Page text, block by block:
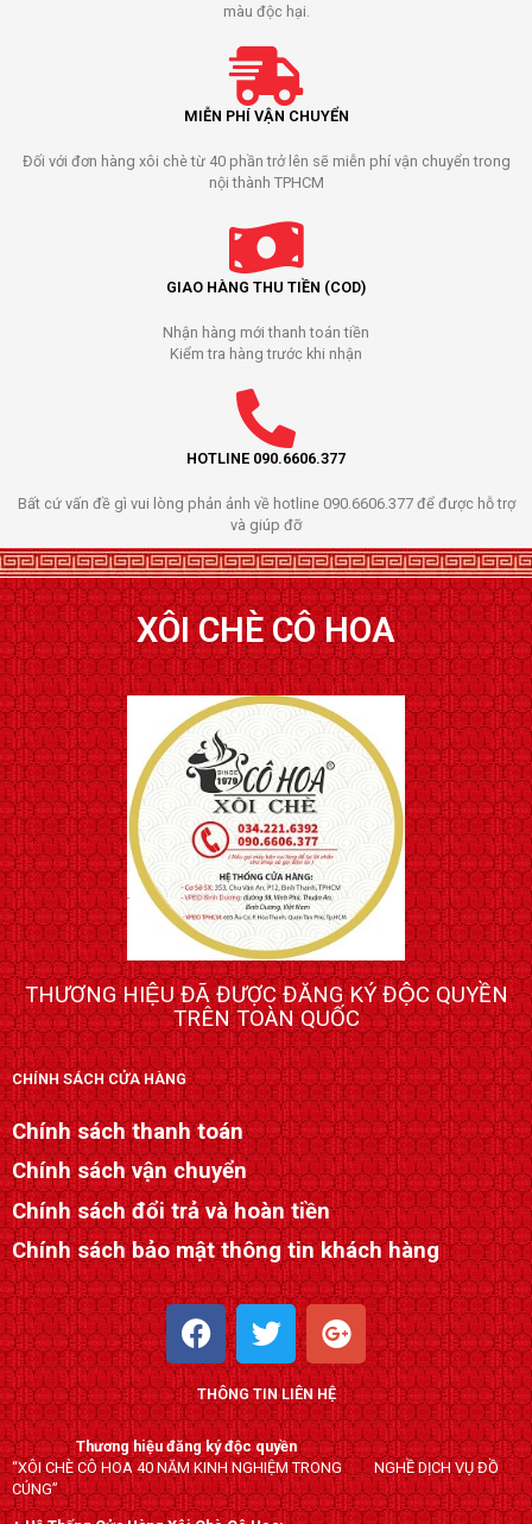
màu độc hại.
MIỄN PHÍ VẬN CHUYỂN
Đối với đơn hàng xôi chè từ 40 phần trở lên sẽ miễn phí vận chuyển trong
nội thành TPHCM
GIAO HÀNG THU TIỀN (COD)
Nhận hàng mới thanh toán tiền
Kiểm tra hàng trước khi nhận
HOTLINE 090.6606.377
Bất cứ vấn đề gì vui lòng phản ảnh về hotline 090.6606.377 để được hỗ trợ
và giúp đỡ
XÔI CHÈ CÔ HOA
THƯƠNG HIỆU ĐÃ ĐƯỢC ĐĂNG KÝ ĐỘC QUYỀN
TRÊN TOÀN QUỐC
CHÍNH SÁCH CỬA HÀNG
Chính sách thanh toán
Chính sách vận chuyển
Chính sách đổi trả và hoàn tiền
Chính sách bảo mật thông tin khách hàng
F
a
c
e
b
o
o
T
w
i
t
t
e
r
G
o
o
g
l
e
-
THÔNG TIN LIÊN HỆ
Thương hiệu đăng ký độc quyền
“XÔI CHÈ CÔ HOA 40 NĂM KINH NGHIỆM TRONG NGHỀ DỊCH VỤ ĐỒ
CÚNG”